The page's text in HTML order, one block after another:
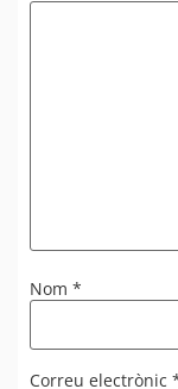
Nom *
Correu electrònic